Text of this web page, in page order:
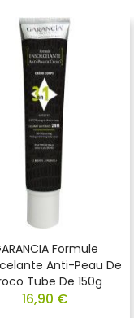
Formule
Anti-Peau De
Tube De 150g
16,90 €